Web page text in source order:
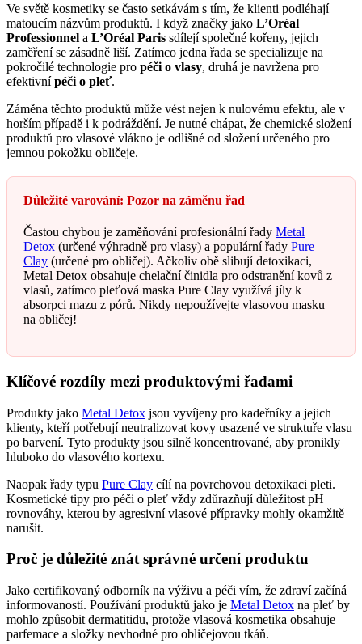
Ve světě kosmetiky se často setkávám s tím, že klienti podléhají
matoucím názvům produktů. I když značky jako L’Oréal
Professionnel a L’Oréal Paris sdílejí společné kořeny, jejich
zaměření se zásadně liší. Zatímco jedna řada se specializuje na
pokročilé technologie pro péči o vlasy, druhá je navržena pro
efektivnípéči o pleť.
Záměna těchto produktů může vést nejen k nulovému efektu, ale v
horším případě i k podráždění. Je nutné chápat, že chemické složení
produktů pro vlasové vlákno je odlišné od složení určeného pro
jemnou pokožku obličeje.
Důležité varování: Pozor na záměnu řad
Častou chybou je zaměňování profesionální řady Metal
Detox (určené výhradně pro vlasy) a populární řady Pure
Clay (určené pro obličej). Ačkoliv obě slibují detoxikaci,
Metal Detox obsahuje chelační činidla pro odstranění kovů z
vlasů, zatímco pleťová maska Pure Clay využívá jíly k
absorpci mazu z pórů. Nikdy nepoužívejte vlasovou masku
na obličej!
Klíčové rozdíly mezi produktovými řadami
Produkty jako Metal Detox jsou vyvíjeny pro kadeřníky a jejich
klienty, kteří potřebují neutralizovat kovy usazené ve struktuře vlasu
po barvení. Tyto produkty jsou silně koncentrované, aby pronikly
hluboko do vlasového kortexu.
Naopak řady typu Pure Clay cílí na povrchovou detoxikaci pleti.
Kosmetické tipy pro péči o pleť vždy zdůrazňují důležitost pH
rovnováhy, kterou by agresivní vlasové přípravky mohly okamžitě
narušit.
Proč je důležité znát správné určení produktu
Jako certifikovaný odborník na výživu a péči vím, že zdraví začíná
informovaností. Používání produktů jako je Metal Detox na pleť by
mohlo způsobit dermatitidu, protože vlasová kosmetika obsahuje
parfemace a složky nevhodné pro obličejovou tkáň.